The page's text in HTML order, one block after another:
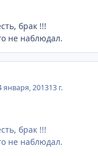
брак !!!
не наблюдал.
января, 201313 г.
брак !!!
не наблюдал.